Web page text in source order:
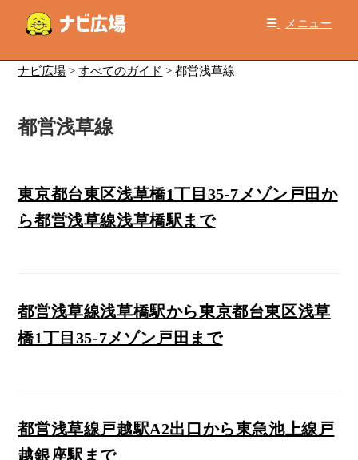
メニュー
ナビ広場 >すべてのガイド >都営浅草線
都営浅草線
東京都台東区浅草橋1丁目35-7メゾン戸田か
ら都営浅草線浅草橋駅まで
都営浅草線浅草橋駅から東京都台東区浅草
橋1丁目35-7メゾン戸田まで
都営浅草線戸越駅A2出口から東急池上線戸
越銀座駅まで